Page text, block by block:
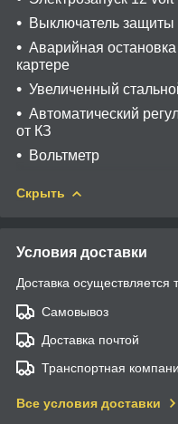
Выключатель защиты
Аварийная
картере
Увеличенный
Автоматический
от КЗ
Вольтметр
Скрыть
Условия доставки
Доставка осуществляется
Самовывоз
Доставка почтой
Транспортная
Все условия доставки